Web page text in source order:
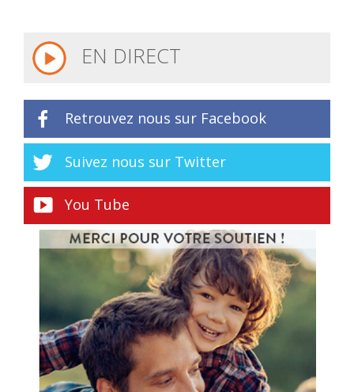
EN DIRECT
Retrouvez nous sur Facebook
Suivez nous sur Twitter
You Tube